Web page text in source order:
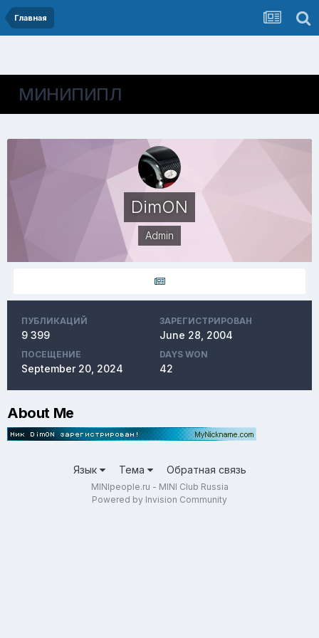
Главная
МИНИПИПЛ
DimON
Admin
ПУБЛИКАЦИЙ
9 399
ЗАРЕГИСТРИРОВАН
June 28, 2004
ПОСЕЩЕНИЕ
September 20, 2024
DAYS WON
42
About Me
Язык Тема Обратная связь
MINIpeople.ru - MINI Club Russia
Powered by Invision Community